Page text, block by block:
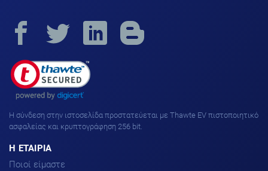
H σύνδεση στην ιστοσελίδα προστατεύεται με Thawte EV πιστοποιητικό
ασφαλείας και κρυπτογράφηση 256 bit.
H ΕΤΑΙΡΙΑ
Ποιοί είμαστε